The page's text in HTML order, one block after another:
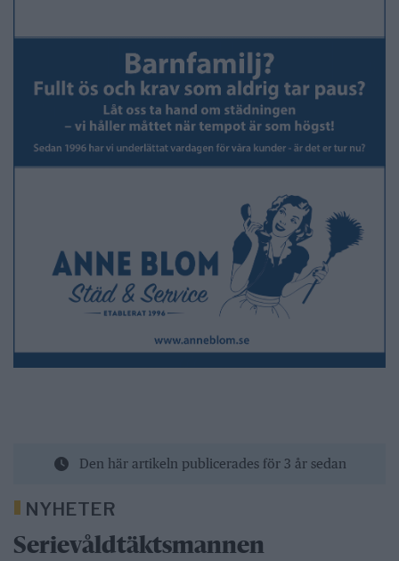
Den här artikeln publicerades för 3 år sedan
NYHETER
Serievåldtäktsmannen